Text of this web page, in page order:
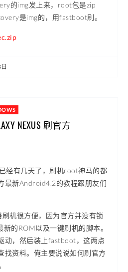
的img发上来，root包是zip
是img的，用fastboot刷。
NEXUS 刷官方
经有几天了，刷机root神马的都
最新Android4.2的教程跟朋友们
机很方便，因为官方并没有锁
的ROM以及一键刷机的脚本。
动，然后装上fastboot，这两点
找资料。俺主要说说如何刷官方